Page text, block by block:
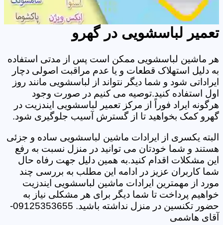
تعمیر لباسشویی در گهرو
هر ماشین لباسشویی ممکن است پس از مدتی استفاده
به دلیل استهلاک قطعات و یا عدم مراقبت اصولی دچار
ایراداتی شود و شما دیگر نتواند از لباسشویی مانند روز
اول استفاده کنید.توصیه می کنیم در صورت وجود
هرگونه ایراد فوراً از مرکز تعمیر لباسشویی ایندزیت در
گهرو کمک بخواهید تا از گسترش آسیب جلوگیری شود.
البته یکسری از ایرادات ماشین لباسشویی ساده و جزئی
هستند و شما خودتان می توانید در منزل نسبت به رفع
این مشکلات اقدام کنید.به همین دلیل جهت رفاه حال
شما کاربران عزیز در ادامه این مطلب به بررسی چند
مورد از مهمترین ایرادات ماشین لباسشویی ایندزیت
خواهیم پرداخت تا شما دیگر برای هر مشکلی نیاز به
حضور تکنسین در منزل نداشته باشید. 09125353655-
آقای هاشمی